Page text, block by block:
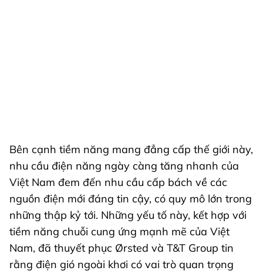
Bên cạnh tiềm năng mang đẳng cấp thế giới này,
nhu cầu điện năng ngày càng tăng nhanh của
Việt Nam đem đến nhu cầu cấp bách về các
nguồn điện mới đáng tin cậy, có quy mô lớn trong
những thập kỷ tới. Những yếu tố này, kết hợp với
tiềm năng chuỗi cung ứng mạnh mẽ của Việt
Nam, đã thuyết phục Ørsted và T&T Group tin
rằng điện gió ngoài khơi có vai trò quan trọng